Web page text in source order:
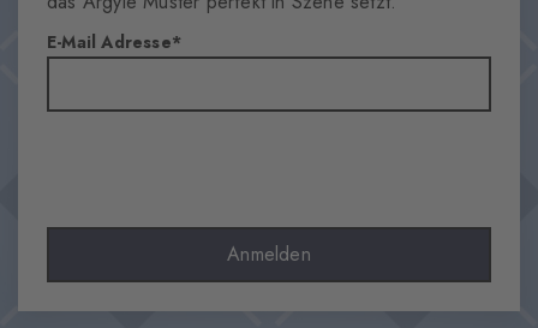
E-Mail Adresse
Anmelden